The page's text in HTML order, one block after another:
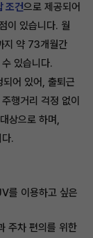
조건으로 제공되어
이 있습니다. 월
약 73개월간
있습니다.
어 있어, 출퇴근
행거리 걱정 없이
상으로 하며,
.
를 이용하고 싶은
주차 편의를 위한